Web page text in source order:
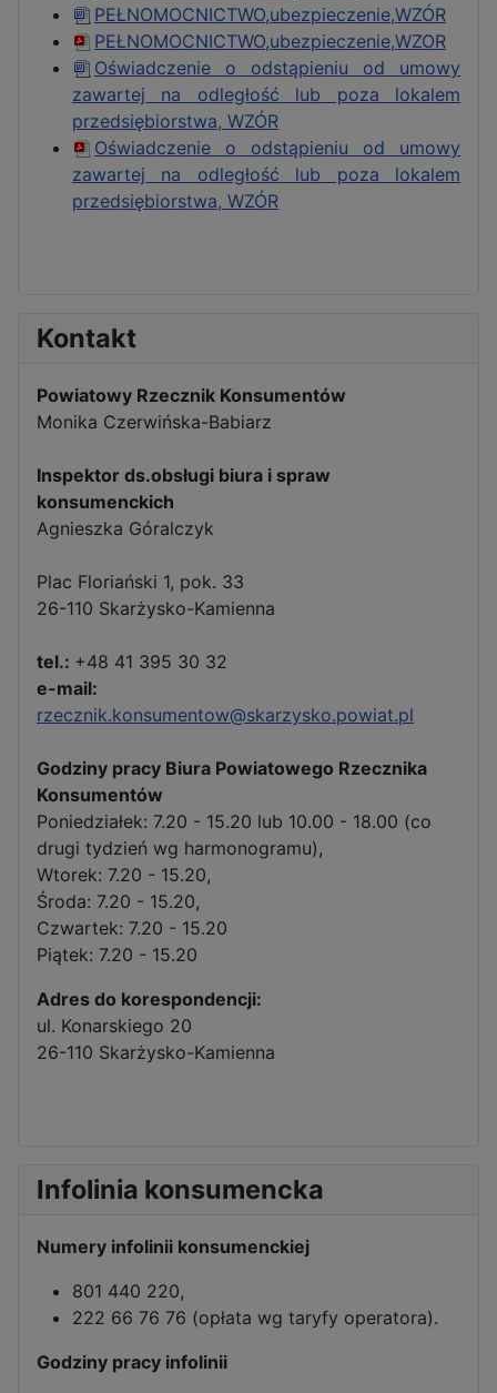
PEŁNOMOCNICTWO,ubezpieczenie,WZÓR
PEŁNOMOCNICTWO,ubezpieczenie,WZOR
Oświadczenie o odstąpieniu od umowy
zawartej na odległość lub poza lokalem
przedsiębiorstwa, WZÓR
Oświadczenie o odstąpieniu od umowy
zawartej na odległość lub poza lokalem
przedsiębiorstwa, WZÓR
Kontakt
Powiatowy Rzecznik Konsumentów
Monika Czerwińska-Babiarz
Inspektor ds.obsługi biura i spraw
konsumenckich
Agnieszka Góralczyk
Plac Floriański 1, pok. 33
26-110 Skarżysko-Kamienna
tel.: +48 41 395 30 32
e-mail:
rzecznik.konsumentow@skarzysko.powiat.pl
Godziny pracy Biura Powiatowego Rzecznika
Konsumentów
Poniedziałek: 7.20 - 15.20 lub 10.00 - 18.00 (co
drugi tydzień wg harmonogramu),
Wtorek: 7.20 - 15.20,
Środa: 7.20 - 15.20,
Czwartek: 7.20 - 15.20
Piątek: 7.20 - 15.20
Adres do korespondencji:
ul. Konarskiego 20
26-110 Skarżysko-Kamienna
Infolinia konsumencka
Numery infolinii konsumenckiej
801 440 220,
222 66 76 76 (opłata wg taryfy operatora).
Godziny pracy infolinii